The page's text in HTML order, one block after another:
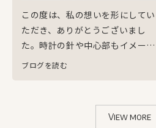
この度は、私の想いを形にしてい
ただき、ありがとうございまし
た。時計の針や中心部もイメージ
のまま形になっており、手彫りで
め、制作に関わって下さったスタ
ッフの方、お顔は見られませんで
ブログを読む
View more